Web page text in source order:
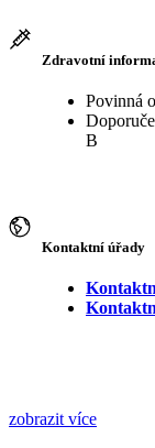
Zdravotní
Povinná
B
Kontaktní úřady
zobrazit více